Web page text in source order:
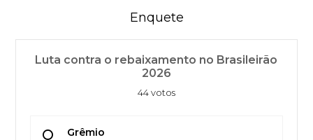
Enquete
Luta contra o rebaixamento no Brasileirão
2026
44 votos
Grêmio